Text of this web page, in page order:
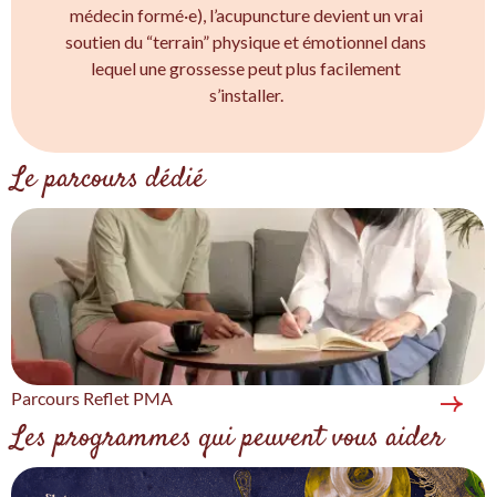
médecin formé·e), l’acupuncture devient un vrai
soutien du “terrain” physique et émotionnel dans
lequel une grossesse peut plus facilement
s’installer.
Le parcours dédié
Parcours Reflet PMA
Les programmes qui peuvent vous aider